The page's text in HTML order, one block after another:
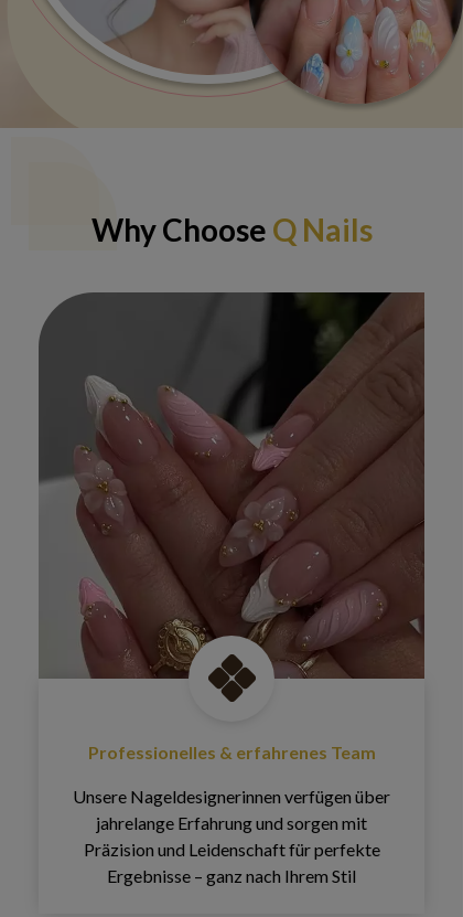
Why Choose Q Nails
Professionelles & erfahrenes Team
Unsere Nageldesignerinnen verfügen über
jahrelange Erfahrung und sorgen mit
Präzision und Leidenschaft für perfekte
Ergebnisse – ganz nach Ihrem Stil